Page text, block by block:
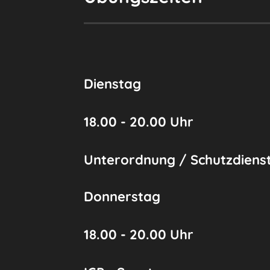
Dienstag
18.00 - 20.00 Uhr
Unterordnung /
Donnerstag
18.00 - 20.00 Uhr